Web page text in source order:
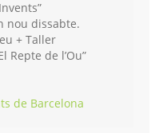
nou dissabte.
+ Taller
Repte de l’Ou”
de Barcelona